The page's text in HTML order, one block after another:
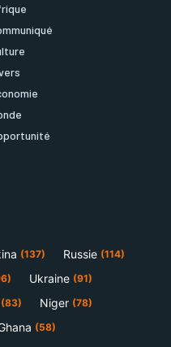
(137) Russie (114)
Ukraine (91)
(83) Niger (78)
(58)